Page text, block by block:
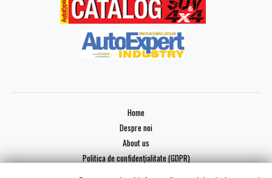
Home
Despre noi
About us
Politica de confidențialitate (GDPR)